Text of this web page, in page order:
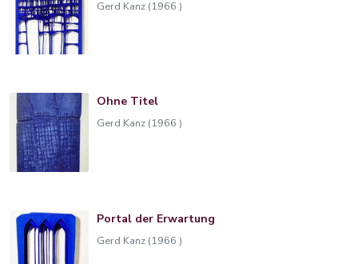
Gerd Kanz (1966 )
Ohne Titel
Gerd Kanz (1966 )
Portal der Erwartung
Gerd Kanz (1966 )